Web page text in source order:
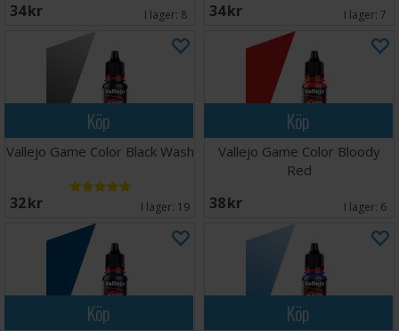
34 SEK I lager: 8 34 SEK I lager: 7
Köp
Vallejo Game Color Black Wash
32 SEK I lager: 19
Köp
Vallejo Game Color Bloody
Red
38 SEK I lager: 6
Köp Köp